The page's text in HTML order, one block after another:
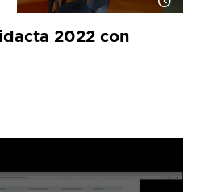
2022 con